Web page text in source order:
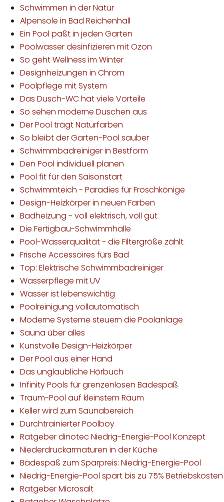
Schwimmen in der Natur
Alpensole in Bad Reichenhall
Ein Pool paßt in jeden Garten
Poolwasser desinfizieren mit Ozon
So geht Wellness im Winter
Designheizungen in Chrom
Poolpflege mit System
Das Dusch-WC hat viele Vorteile
So sehen moderne Duschen aus
Der Pool trägt Naturfarben
So bleibt der Garten-Pool sauber
Schwimmbadreiniger in Bestform
Den Pool individuell planen
Pool fit für den Saisonstart
Schwimmteich - Paradies für Froschkönige
Design-Heizkörper in neuen Farben
Badheizung - voll elektrisch, voll gut
Die Fertigbau-Schwimmhalle
Pool-Wasserqualität - die Filtergröße zählt
Frische Accessoires fürs Bad
Top: Elektrische Schwimmbadreiniger
Wasserpflege mit UV
Wasser ist lebenswichtig
Poolreinigung vollautomatisch
Moderne Systeme steuern die Poolanlage
Sauna über alles
Kunstvolle Design-Heizkörper
Der Pool aus einer Hand
Das unglaubliche Hörbuch
Infinity Pools für grenzenlosen Badespaß
Traum-Pool auf kleinstem Raum
Keller wird zum Saunabereich
Durchtrainierter Poolboy
Ratgeber dinotec Niedrig-Energie-Pool Konzept
Niederdruckarmaturen in der Küche
Badespaß zum Sparpreis: Niedrig-Energie-Pool
Niedrig-Energie-Pool spart bis zu 75% Betriebskosten
Ratgeber Microsalt